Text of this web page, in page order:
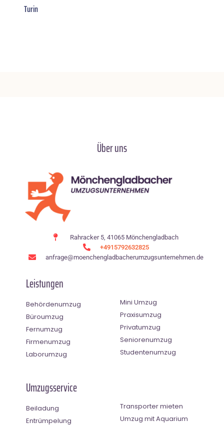
Turin
Über uns
Rahracker 5, 41065 Mönchengladbach
+4915792632825
anfrage@moenchen­gladbacherumzugsunternehmen.de
Leistungen
Behördenumzug
Büroumzug
Fernumzug
Firmenumzug
Laborumzug
Mini Umzug
Praxisumzug
Privatumzug
Seniorenumzug
Studentenumzug
Umzugsservice
Beiladung
Entrümpelung
Transporter mieten
Umzug mit Aquarium